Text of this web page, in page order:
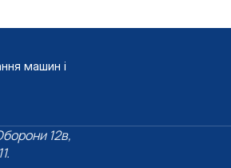
машин і
12в,